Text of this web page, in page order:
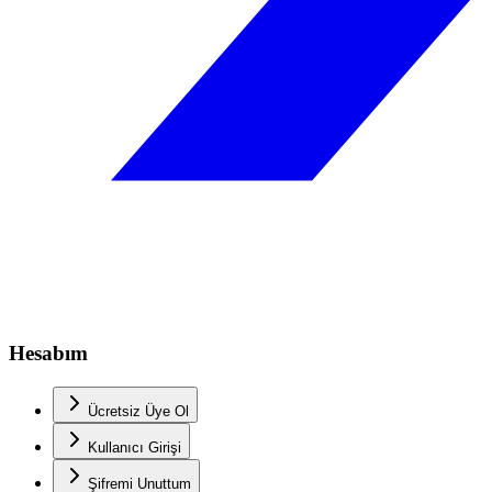
Hesabım
Ücretsiz Üye Ol
Kullanıcı Girişi
Şifremi Unuttum